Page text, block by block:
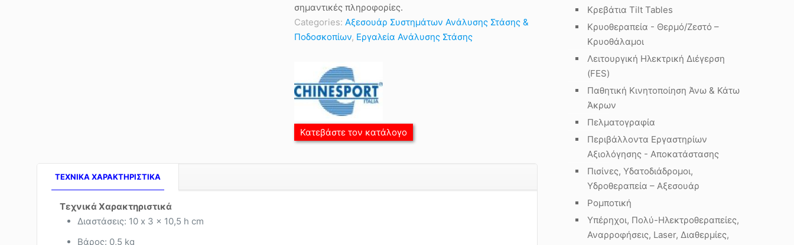
σημαντικές πληροφορίες.
Categories: Αξεσουάρ Συστημάτων Ανάλυσης Στάσης &
Ποδοσκοπίων, Εργαλεία Ανάλυσης Στάσης
Κατεβάστε τον κατάλογο
TEXNIKA ΧΑΡΑΚΤΗΡΙΣΤΙΚΑ
Τεχνικά Χαρακτηριστικά
Διαστάσεις: 10 x 3 x 10,5 h cm
Βάρος: 0,5 kg
Κρεβάτια Tilt Tables
Κρυοθεραπεία - Θερμό/Ζεστό –
Κρυοθάλαμοι
Λειτουργική Ηλεκτρική Διέγερση
(FES)
Παθητική Κινητοποίηση Άνω & Κάτω
Άκρων
Πελματογραφία
Περιβάλλοντα Εργαστηρίων
Αξιολόγησης - Αποκατάστασης
Πισίνες, Υδατοδιάδρομοι,
Υδροθεραπεία – Αξεσουάρ
Ρομποτική
Υπέρηχοι, Πολύ-Ηλεκτροθεραπείες,
Αναρροφήσεις, Laser, Διαθερμίες,